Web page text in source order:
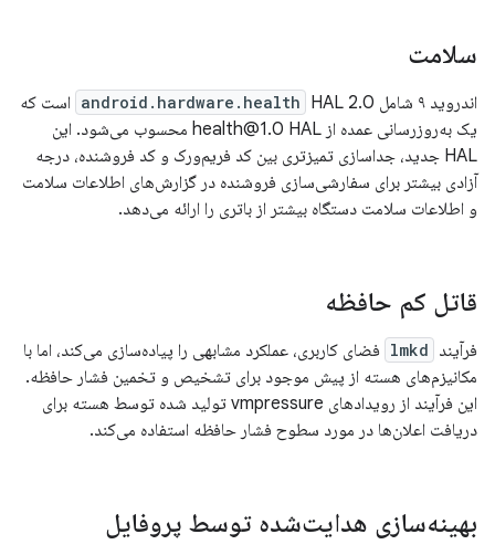
سلامت
اندروید ۹ شامل android.hardware.health HAL 2.0 است که
یک به‌روزرسانی عمده از health@1.0 HAL محسوب می‌شود. این
HAL جدید، جداسازی تمیزتری بین کد فریم‌ورک و کد فروشنده، درجه
آزادی بیشتر برای سفارشی‌سازی فروشنده در گزارش‌های اطلاعات سلامت
و اطلاعات سلامت دستگاه بیشتر از باتری را ارائه می‌دهد.
قاتل کم حافظه
فرآیند lmkd فضای کاربری، عملکرد مشابهی را پیاده‌سازی می‌کند، اما با
مکانیزم‌های هسته از پیش موجود برای تشخیص و تخمین فشار حافظه.
این فرآیند از رویدادهای vmpressure تولید شده توسط هسته برای
دریافت اعلان‌ها در مورد سطوح فشار حافظه استفاده می‌کند.
بهینه‌سازی هدایت‌شده توسط پروفایل